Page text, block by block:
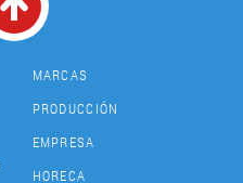
MARCAS
PRODUCCIÓN
EMPRESA
HORECA